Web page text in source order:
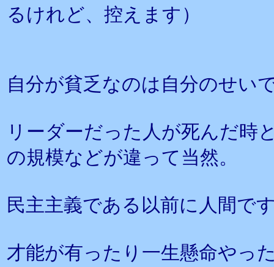
るけれど、控えます）
自分が貧乏なのは自分のせい
リーダーだった人が死んだ時
の規模などが違って当然。
民主主義である以前に人間で
才能が有ったり一生懸命やっ